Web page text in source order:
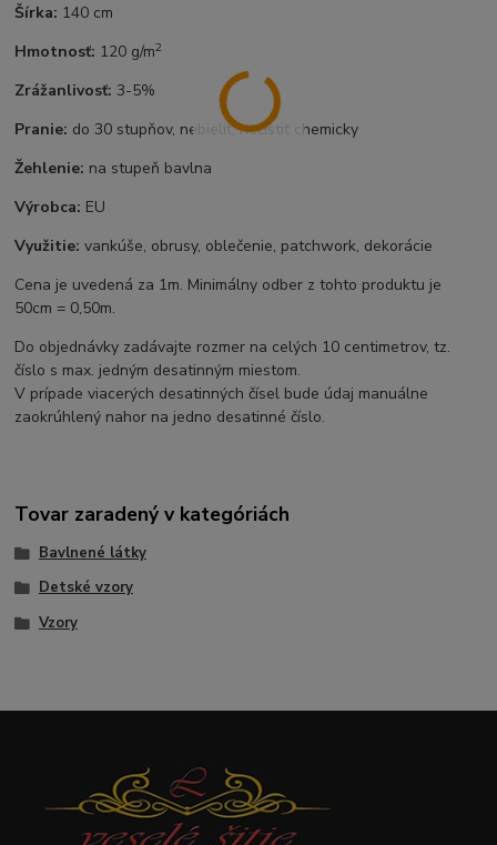
Šírka: 140 cm
Hmotnosť: 120 g/m2
Zrážanlivosť: 3-5%
Pranie: do 30 stupňov, nebieliť, nečistiť chemicky
Žehlenie: na stupeň bavlna
Výrobca: EU
Využitie: vankúše, obrusy, oblečenie, patchwork, dekorácie
Cena je uvedená za 1m. Minimálny odber z tohto produktu je
50cm = 0,50m.
Do objednávky zadávajte rozmer na celých 10 centimetrov, tz.
číslo s max. jedným desatinným miestom.
V prípade viacerých desatinných čísel bude údaj manuálne
zaokrúhlený nahor na jedno desatinné číslo.
Tovar zaradený v kategóriách
Bavlnené látky
Detské vzory
Vzory